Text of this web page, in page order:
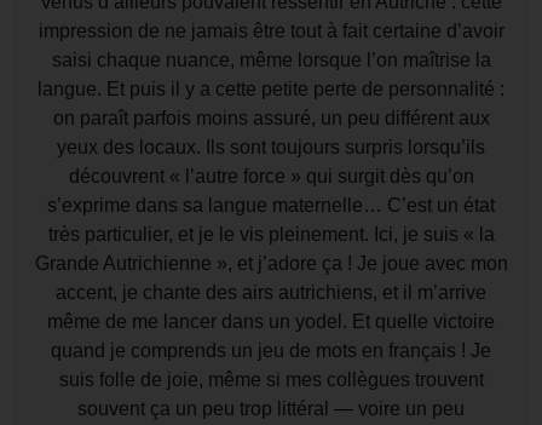
impression de ne jamais être tout à fait certaine d’avoir
saisi chaque nuance, même lorsque l’on maîtrise la
langue. Et puis il y a cette petite perte de personnalité :
on paraît parfois moins assuré, un peu différent aux
yeux des locaux. Ils sont toujours surpris lorsqu’ils
découvrent « l’autre force » qui surgit dès qu’on
s’exprime dans sa langue maternelle… C’est un état
très particulier, et je le vis pleinement. Ici, je suis « la
Grande Autrichienne », et j’adore ça ! Je joue avec mon
accent, je chante des airs autrichiens, et il m’arrive
même de me lancer dans un yodel. Et quelle victoire
quand je comprends un jeu de mots en français ! Je
suis folle de joie, même si mes collègues trouvent
souvent ça un peu trop littéral — voire un peu